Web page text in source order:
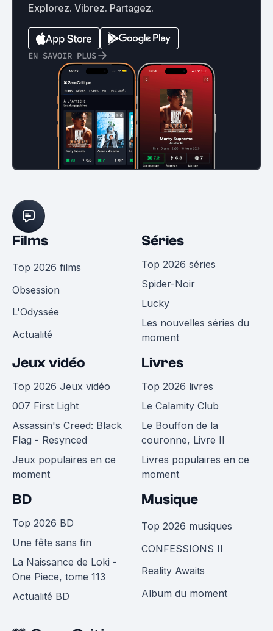
Explorez. Vibrez. Partagez.
EN SAVOIR PLUS
Films
Top 2026 films
Obsession
L'Odyssée
Actualité
Séries
Top 2026 séries
Spider-Noir
Lucky
Les nouvelles séries du
moment
Jeux vidéo
Top 2026 Jeux vidéo
007 First Light
Assassin's Creed: Black
Flag - Resynced
Jeux populaires en ce
moment
Livres
Top 2026 livres
Le Calamity Club
Le Bouffon de la
couronne, Livre II
Livres populaires en ce
moment
BD
Top 2026 BD
Une fête sans fin
La Naissance de Loki -
One Piece, tome 113
Actualité BD
Musique
Top 2026 musiques
CONFESSIONS II
Reality Awaits
Album du moment